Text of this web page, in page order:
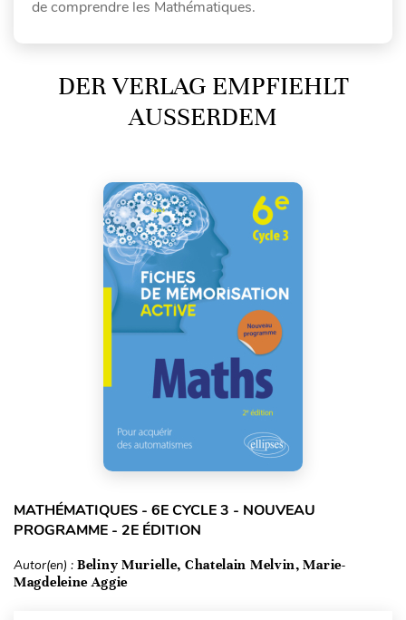
de comprendre les Mathématiques.
DER VERLAG EMPFIEHLT
AUSSERDEM
MATHÉMATIQUES - 6E CYCLE 3 - NOUVEAU
PROGRAMME - 2E ÉDITION
Autor(en) : Beliny Murielle, Chatelain Melvin, Marie-
Magdeleine Aggie